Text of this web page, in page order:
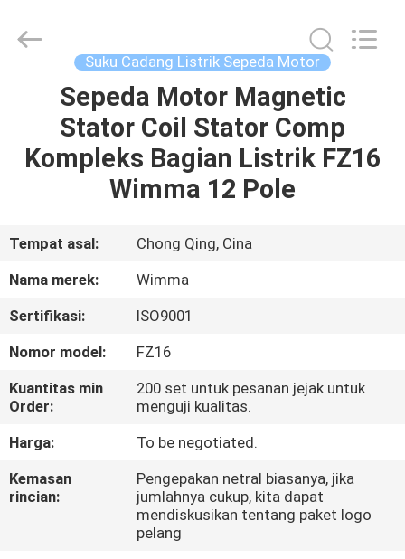
RUMAH
PRODUK
TENTANG
TUR
PABRIK
KONTROL
KUALITAS
Spare
Parts
Suku Cadang Listrik Sepeda Motor
Sepeda Motor Magnetic
Stator Coil Stator Comp
Kompleks Bagian Listrik FZ16
Wimma 12 Pole
Tempat asal:
Chong Qing, Cina
Nama merek:
Wimma
Sertifikasi:
ISO9001
Nomor model:
FZ16
Kuantitas min
Order:
200 set untuk pesanan jejak untuk
menguji kualitas.
Harga:
To be negotiated.
Kemasan
rincian:
Pengepakan netral biasanya, jika
jumlahnya cukup, kita dapat
mendiskusikan tentang paket logo
pelang